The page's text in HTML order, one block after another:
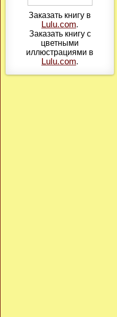
Заказать книгу в
Lulu.com.
Заказать книгу с
цветными
иллюстрациями в
Lulu.com.